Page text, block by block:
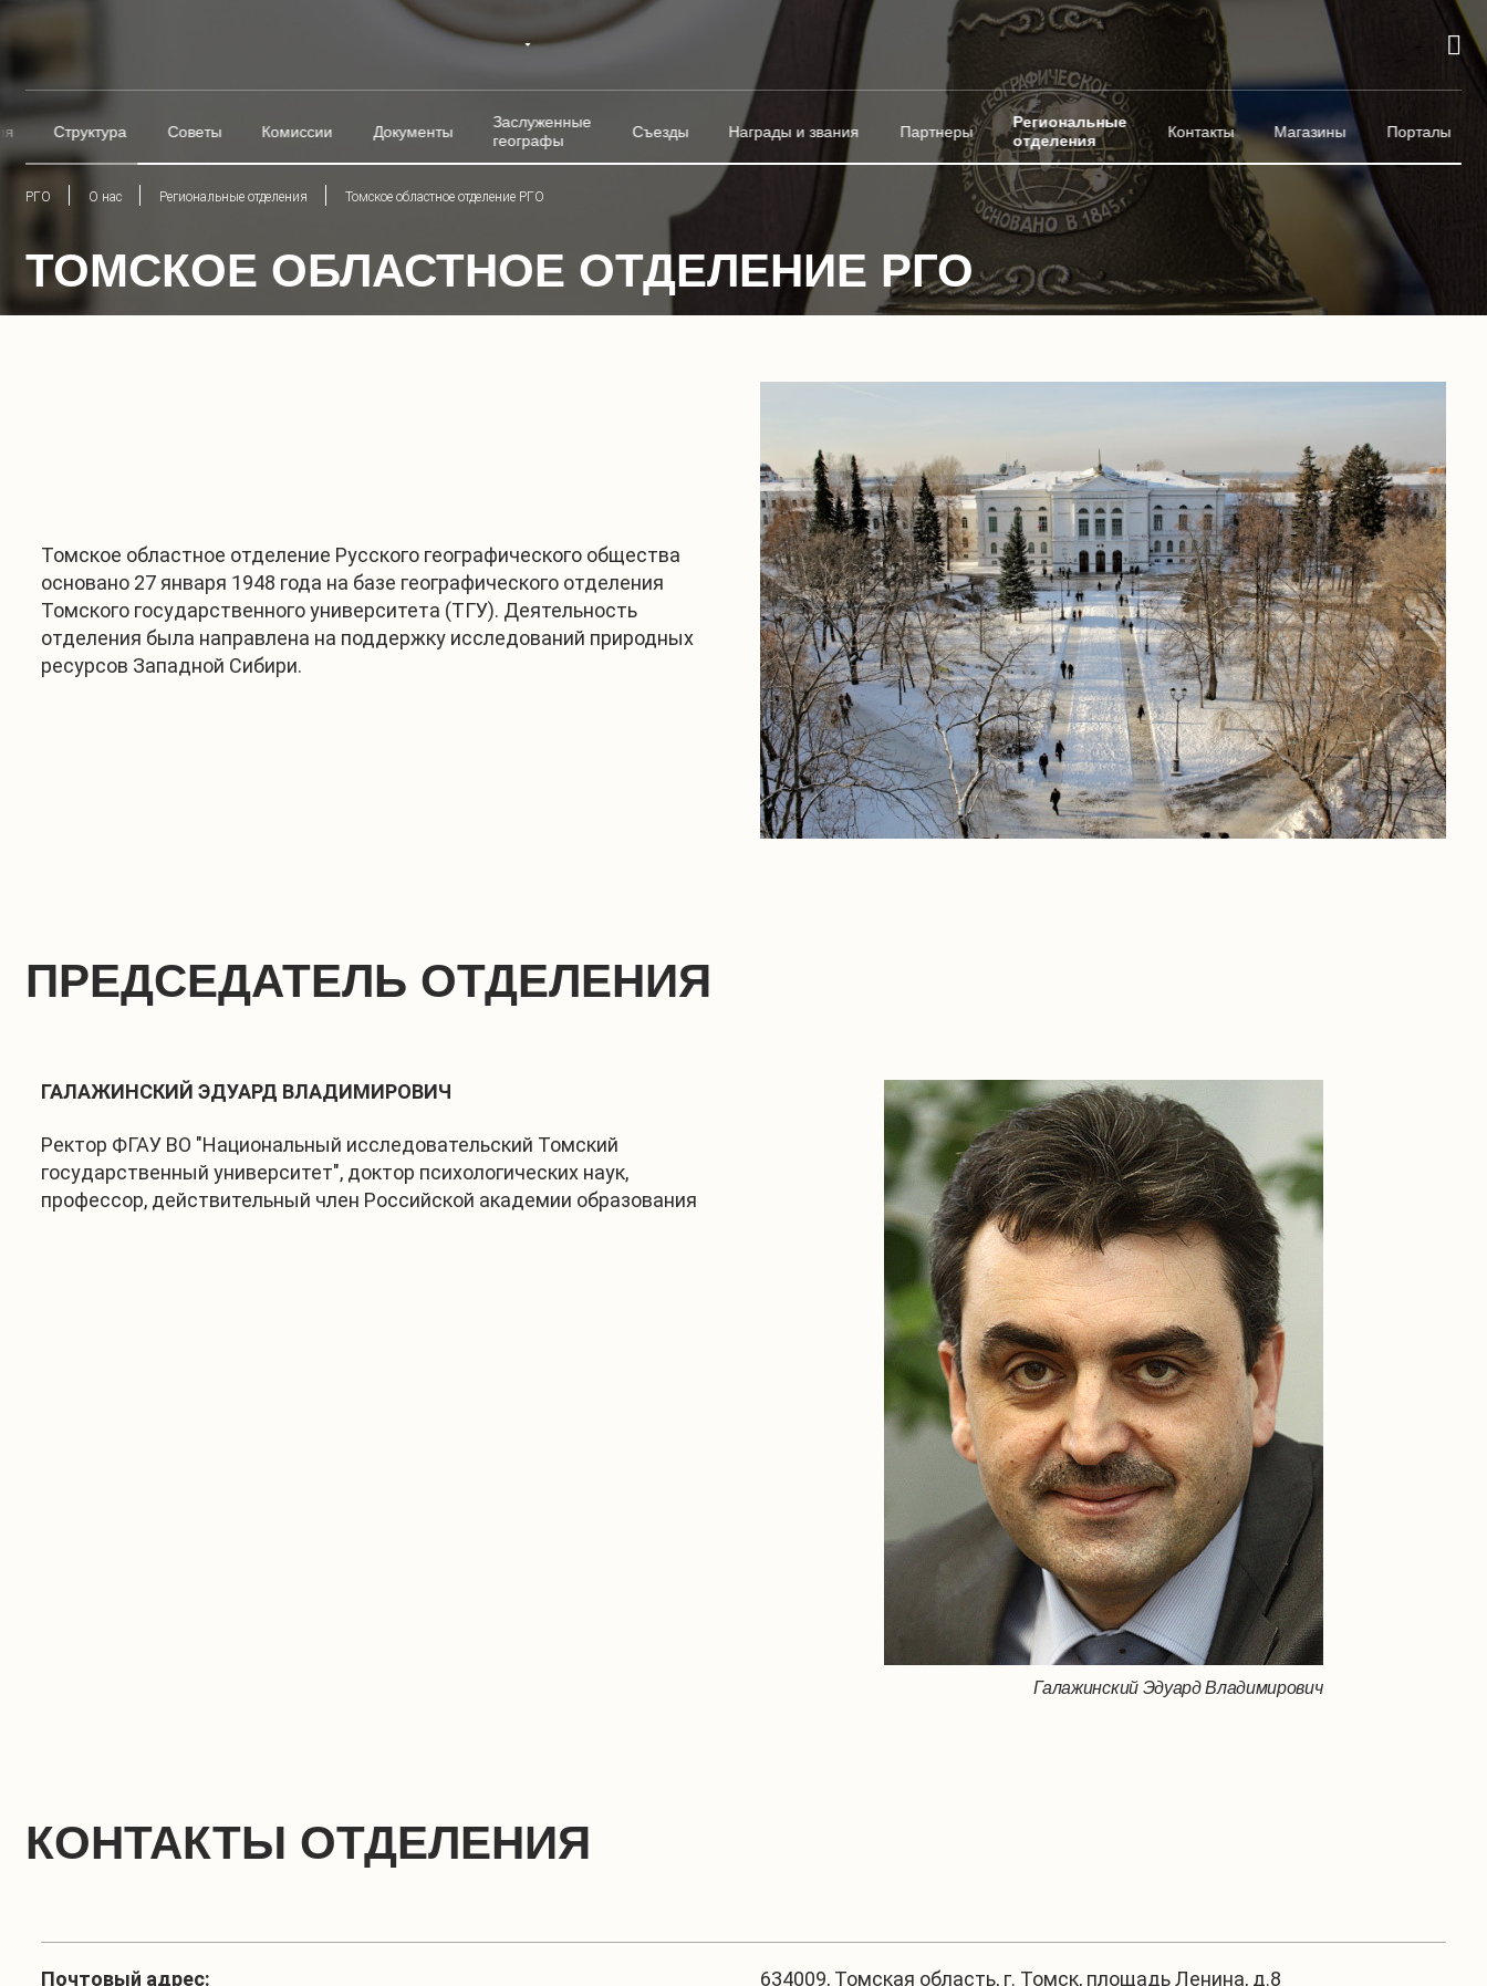
Структура Советы Комиссии Документы
Заслуженные
географы
Съезды Награды и звания Партнеры
Региональные
отделения
Контакты Магазины Порталы
РГО О нас Региональные отделения Томское областное отделение РГО
ТОМСКОЕ ОБЛАСТНОЕ ОТДЕЛЕНИЕ РГО
Томское областное отделение Русского географического общества
основано 27 января 1948 года на базе географического отделения
Томского государственного университета (ТГУ). Деятельность
отделения была направлена на поддержку исследований природных
ресурсов Западной Сибири.
ПРЕДСЕДАТЕЛЬ ОТДЕЛЕНИЯ
ГАЛАЖИНСКИЙ ЭДУАРД ВЛАДИМИРОВИЧ
Ректор ФГАУ ВО "Национальный исследовательский Томский
государственный университет", доктор психологических наук,
профессор, действительный член Российской академии образования
Галажинский Эдуард Владимирович
КОНТАКТЫ ОТДЕЛЕНИЯ
Почтовый адрес: 634009, Томская область, г. Томск, площадь Ленина, д.8